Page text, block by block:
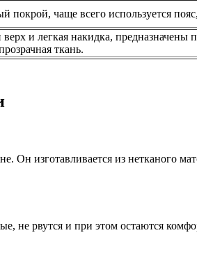
покрой, чаще всего используется
и легкая накидка,
ткань.
изготавливается из нетканого
не рвутся и при этом остаются